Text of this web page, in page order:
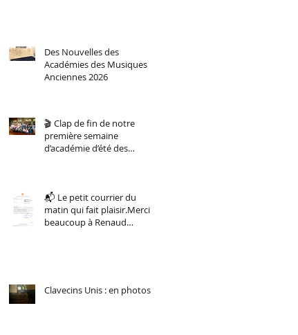
Des Nouvelles des
Académies des Musiques
Anciennes 2026
🎬 Clap de fin de notre
première semaine
d’académie d’été des
📬 Le petit courrier du
matin qui fait plaisir.Merci
beaucoup à Renaud
Clavecins Unis : en photos